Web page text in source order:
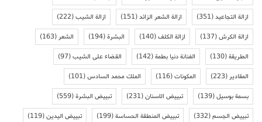
ازالة التجاعيد(351) ازالة الشعر الزائد(151) ازالة الشيب(222)
ازالة الكرش(137) ازالة الكلف(140) البشرة(194) الشعر(163)
الطريقة(130) الفنانة دنيا بطمة(142) القضاء على الشيب(97)
المقادير(223) المكونات(116) الملك محمد السادس(101)
بسمة بوسيل(139) تبييض الاسنان(231) تبييض البشرة(559)
تبييض الجسم(332) تبييض المنطقة الحساسة(199) تبييض اليدين(119)